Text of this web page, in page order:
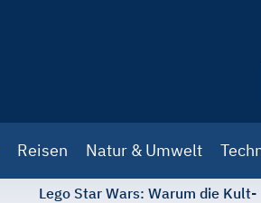
Reisen Natur & Umwelt
Lego Star Wars: Warum die Kult-